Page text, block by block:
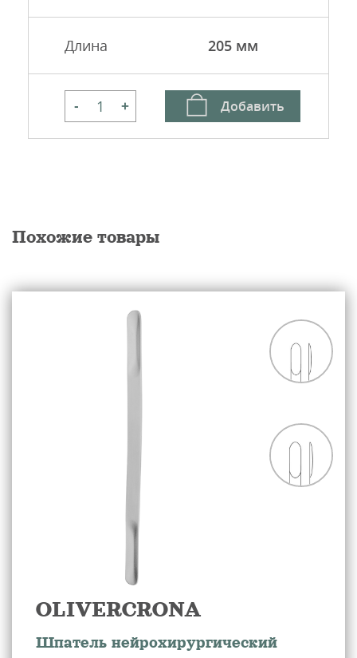
Длина 205 мм
- + Добавить
Похожие товары
OLIVERCRONA
Шпатель нейрохирургический